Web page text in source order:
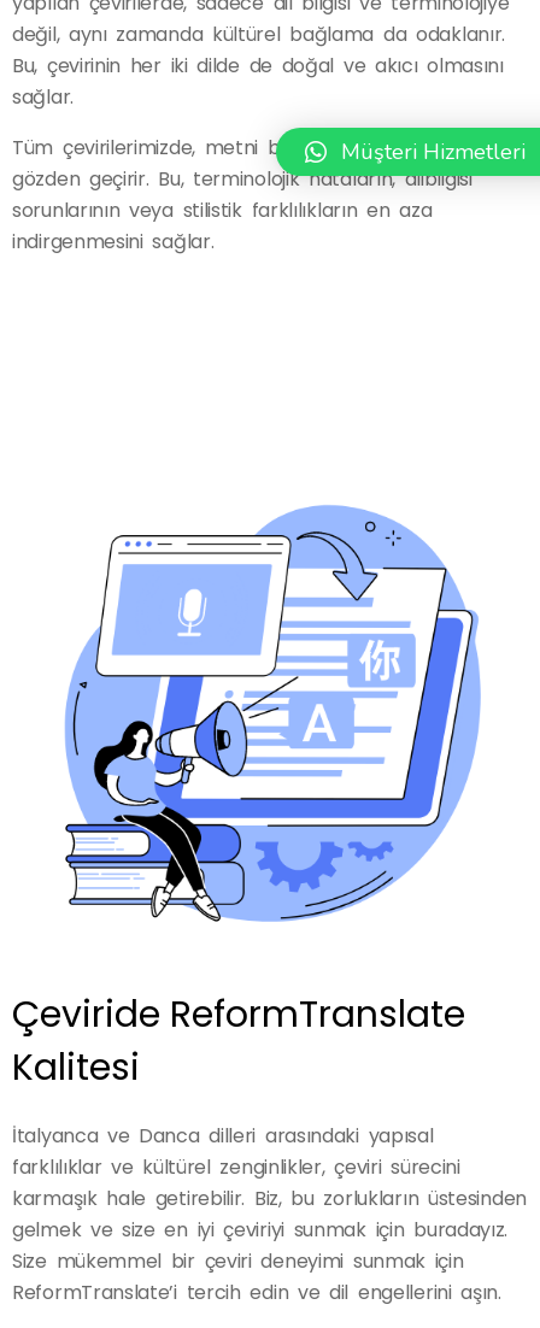
değil, aynı zamanda kültürel bağlama da odaklanır.
Bu, çevirinin her iki dilde de doğal ve akıcı olmasını
sağlar.
Tüm çevirilerimizde, metni birden fazla uzman
gözden geçirir. Bu, terminolojik hataların, dilbilgisi
sorunlarının veya stilistik farklılıkların en aza
indirgenmesini sağlar.
Çeviride ReformTranslate
Kalitesi
İtalyanca ve Danca dilleri arasındaki yapısal
farklılıklar ve kültürel zenginlikler, çeviri sürecini
karmaşık hale getirebilir. Biz, bu zorlukların üstesinden
gelmek ve size en iyi çeviriyi sunmak için buradayız.
Size mükemmel bir çeviri deneyimi sunmak için
ReformTranslate’i tercih edin ve dil engellerini aşın.
Müşteri Hizmetleri